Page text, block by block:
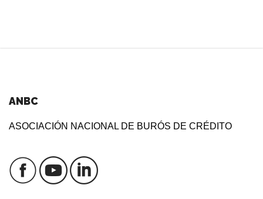
ANBC
ASOCIACIÓN NACIONAL DE BURÓS DE CRÉDITO